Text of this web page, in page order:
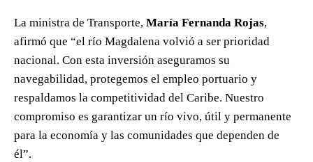
La ministra de Transporte, María Fernanda Rojas,
afirmó que “el río Magdalena volvió a ser prioridad
nacional. Con esta inversión aseguramos su
navegabilidad, protegemos el empleo portuario y
respaldamos la competitividad del Caribe. Nuestro
compromiso es garantizar un río vivo, útil y permanente
para la economía y las comunidades que dependen de
él”.